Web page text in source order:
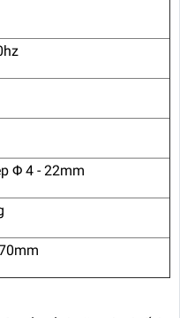
Φ 4 - 22mm